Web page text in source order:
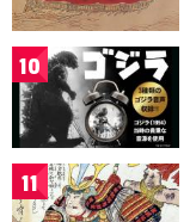
10
11